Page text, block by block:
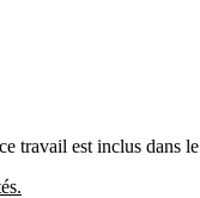
travail est inclus dans